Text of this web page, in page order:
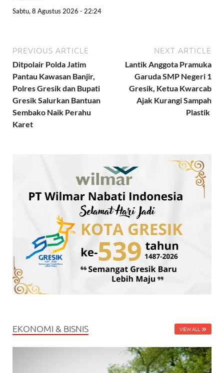
Sabtu, 8 Agustus 2026 - 22:24
PREVIOUS ARTICLE
Ditpolair Polda Jatim
Pantau Kawasan Banjir,
Polres Gresik dan Bupati
Gresik Salurkan Bantuan
Sembako Naik Perahu
Karet
NEXT ARTICLE
Lantik Anggota Pramuka
Garuda SMP Negeri 1
Gresik, Ketua Kwarcab
Ajak Kurangi Sampah
Plastik
EKONOMI & BISNIS VIEW ALL